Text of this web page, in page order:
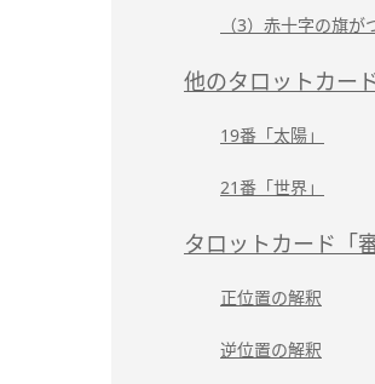
（3）赤十字の旗
他のタロットカー
19番「太陽」
21番「世界」
タロットカード「
正位置の解釈
逆位置の解釈